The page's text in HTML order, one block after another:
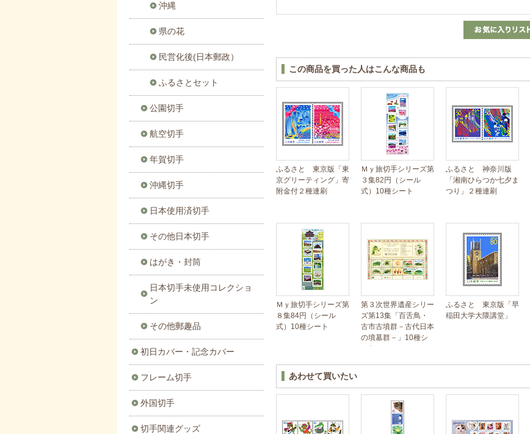
この商品を買った人はこんな商品も
ふるさと 東京版「東
京グリーティング」寄
附金付２種連刷
Ｍｙ旅切手シリーズ第
３集82円（シール
式）10種シート
ふるさと 神奈川版
「湘南ひらつか七夕ま
つり」２種連刷
Ｍｙ旅切手シリーズ第
８集84円（シール
式）10種シート
第３次世界遺産シリー
ズ第13集「百舌鳥・
古市古墳群－古代日本
の墳墓群－」10種シ
ート
ふるさと 東京版「早
稲田大学大隈講堂」
あわせて買いたい
沖縄
県の花
民営化後(日本郵政）
ふるさとセット
公園切手
航空切手
年賀切手
沖縄切手
日本使用済切手
その他日本切手
はがき・封筒
日本切手未使用コレクショ
ン
その他郵趣品
初日カバー・記念カバー
フレーム切手
外国切手
切手関連グッズ